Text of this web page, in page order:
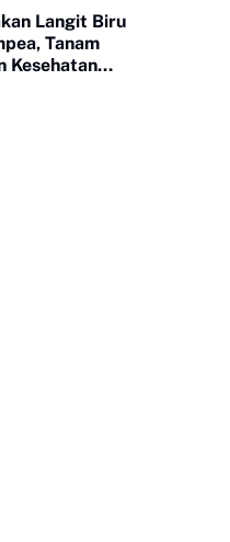
Langit Biru
Tanam
Kesehatan